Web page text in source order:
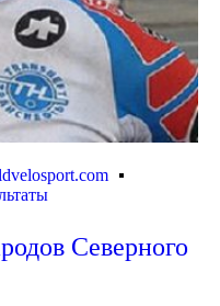
Северного